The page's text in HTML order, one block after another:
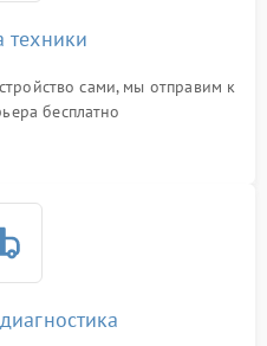
техники
сами, мы отправим к
бесплатно